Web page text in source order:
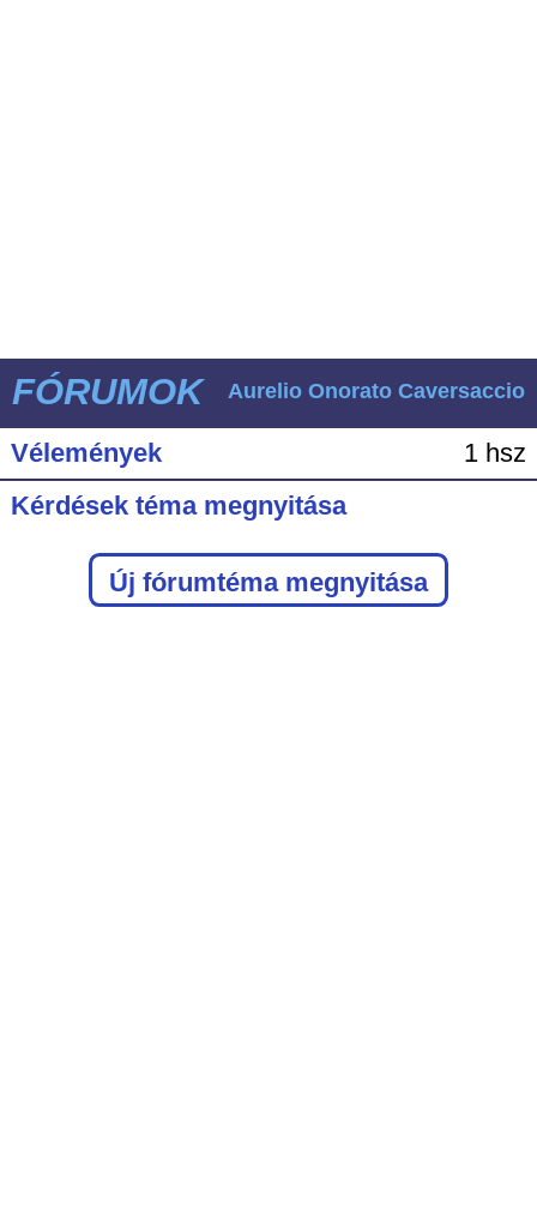
FÓRUMOK Aurelio Onorato Caversaccio
Vélemények
1 hsz
Kérdések téma megnyitása
Új fórumtéma megnyitása